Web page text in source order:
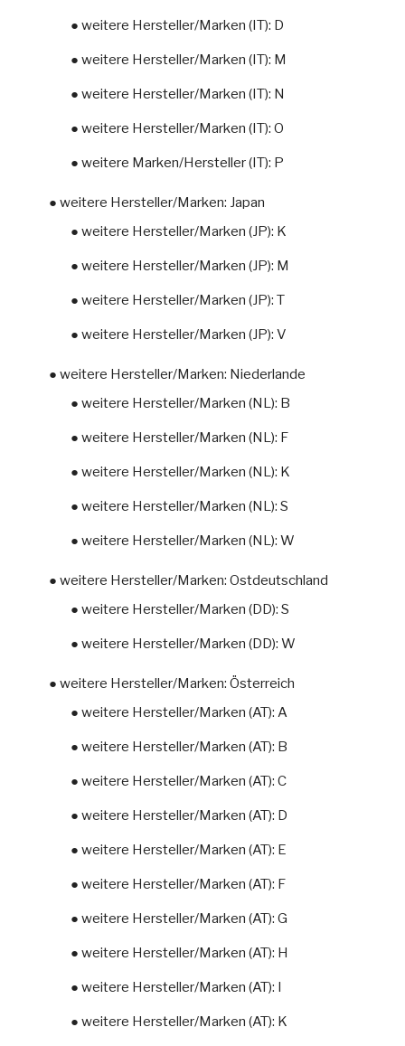
● weitere Hersteller/Marken (IT): D
● weitere Hersteller/Marken (IT): M
● weitere Hersteller/Marken (IT): N
● weitere Hersteller/Marken (IT): O
● weitere Marken/Hersteller (IT): P
● weitere Hersteller/Marken: Japan
● weitere Hersteller/Marken (JP): K
● weitere Hersteller/Marken (JP): M
● weitere Hersteller/Marken (JP): T
● weitere Hersteller/Marken (JP): V
● weitere Hersteller/Marken: Niederlande
● weitere Hersteller/Marken (NL): B
● weitere Hersteller/Marken (NL): F
● weitere Hersteller/Marken (NL): K
● weitere Hersteller/Marken (NL): S
● weitere Hersteller/Marken (NL): W
● weitere Hersteller/Marken: Ostdeutschland
● weitere Hersteller/Marken (DD): S
● weitere Hersteller/Marken (DD): W
● weitere Hersteller/Marken: Österreich
● weitere Hersteller/Marken (AT): A
● weitere Hersteller/Marken (AT): B
● weitere Hersteller/Marken (AT): C
● weitere Hersteller/Marken (AT): D
● weitere Hersteller/Marken (AT): E
● weitere Hersteller/Marken (AT): F
● weitere Hersteller/Marken (AT): G
● weitere Hersteller/Marken (AT): H
● weitere Hersteller/Marken (AT): I
● weitere Hersteller/Marken (AT): K